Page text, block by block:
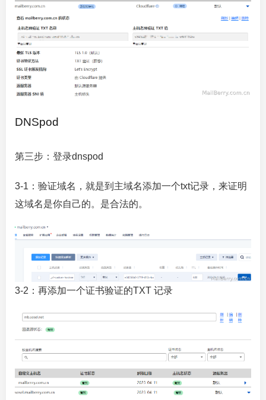
DNSpod
第三步：登录dnspod
3-1：验证域名，就是到主域名添加一个txt记录，来证明
这域名是你自己的。是合法的。
3-2：再添加一个证书验证的TXT 记录